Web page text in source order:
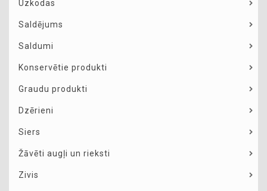
Uzkodas
Saldējums
Saldumi
Konservētie produkti
Graudu produkti
Dzērieni
Siers
Žāvēti augļi un rieksti
Zivis